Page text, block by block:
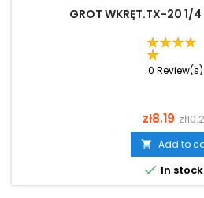
GROT WKRĘT.TX-20 1/
0 Review(s)
Price
zł8.19
price
 Add to
 In stock